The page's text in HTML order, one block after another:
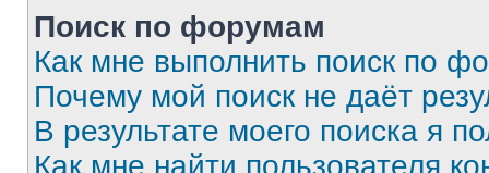
Поиск по форумам
Как мне выполнить поиск по
Почему мой поиск не даёт
В результате моего поиска я
Как мне найти пользователя